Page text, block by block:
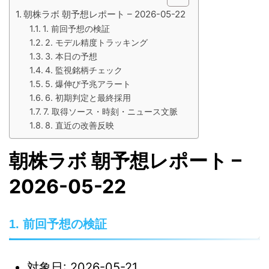
朝株ラボ 朝予想レポート – 2026-05-22
1. 前回予想の検証
2. モデル精度トラッキング
3. 本日の予想
4. 監視銘柄チェック
5. 爆伸び予兆アラート
6. 初期判定と最終採用
7. 取得ソース・時刻・ニュース文脈
8. 直近の改善反映
朝株ラボ 朝予想レポート –
2026-05-22
1. 前回予想の検証